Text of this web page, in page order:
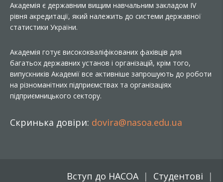
Академія є державним вищим навчальним закладом IV
рівня акредитації, який належить до системи державної
статистики України.
Академія готує висококваліфікованих фахівців для
багатьох державних установ і організацій, крім того,
випускників Академії все активніше запрошують до роботи
на різноманітних підприємствах та організаціях
підприємницького сектору.
Скринька довіри: dovira@nasoa.edu.ua
Вступ до НАСОА Студентові